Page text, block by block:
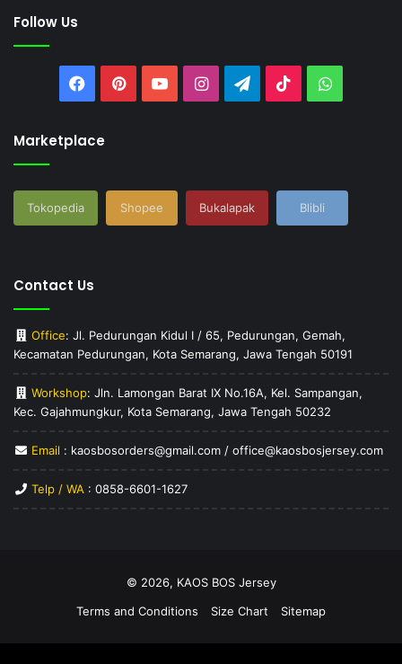
Follow Us
Facebook
PinterestYouTubeInstagramTelegram
TikTok
Marketplace
Tokopedia Shopee Bukalapak Blibli
Contact Us
Office: Jl. Pedurungan Kidul I / 65, Pedurungan, Gemah,
Kecamatan Pedurungan, Kota Semarang, Jawa Tengah 50191
Workshop: Jln. Lamongan Barat IX No.16A, Kel. Sampangan,
Kec. Gajahmungkur, Kota Semarang, Jawa Tengah 50232
Email : kaosbosorders@gmail.com / office@kaosbosjersey.com
Telp / WA : 0858-6601-1627
© 2026, KAOS BOS Jersey
Terms and Conditions
Size Chart Sitemap